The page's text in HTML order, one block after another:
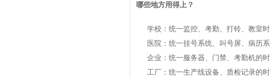
哪些地方用得上？
学校：统一监控、考勤、打铃、教室
医院：统一挂号系统、叫号屏、病历
企业：统一服务器、门禁、考勤机的
工厂：统一生产线设备、质检记录的